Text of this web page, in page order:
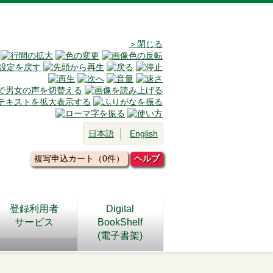
＞閉じる
日本語 English
複写申込カート（0件） ヘルプ
登録利用者
サービス
Digital
BookShelf
(電子書架)